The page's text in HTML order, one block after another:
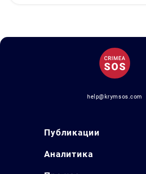
help@krymsos.com
Публикации
Аналитика